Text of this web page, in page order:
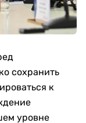
сохранить
к
уровне